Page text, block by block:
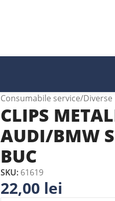
Consumabile service Diverse
CLIPS
AUDI/BMW
BUC
SKU: 61619
22,00 lei